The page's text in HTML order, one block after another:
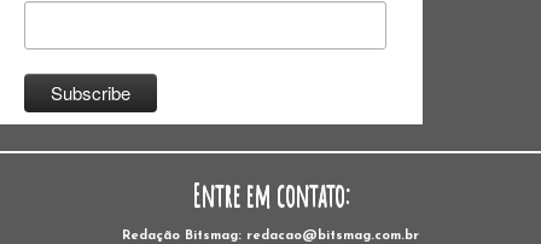
Entre em contato:
Redação Bitsmag: redacao@bitsmag.com.br